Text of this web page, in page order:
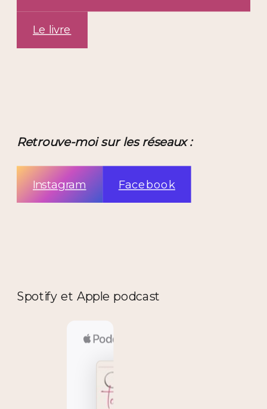
Le livre
Retrouve-moi sur les réseaux :
Instagram Facebook
Spotify et Apple podcast